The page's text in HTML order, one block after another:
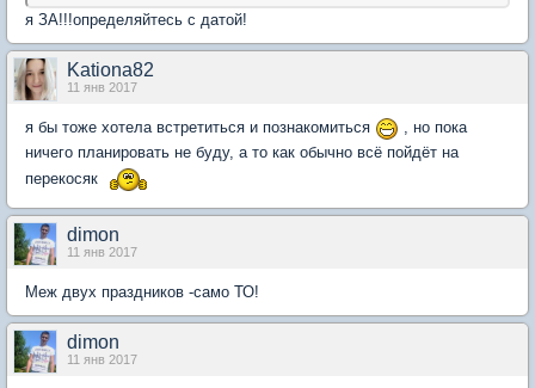
я ЗА!!!определяйтесь с датой!
Kationa82
11 янв 2017
я бы тоже хотела встретиться и познакомиться
, но пока
ничего планировать не буду, а то как обычно всё пойдёт на
перекосяк
dimon
11 янв 2017
Меж двух праздников -само ТО!
dimon
11 янв 2017